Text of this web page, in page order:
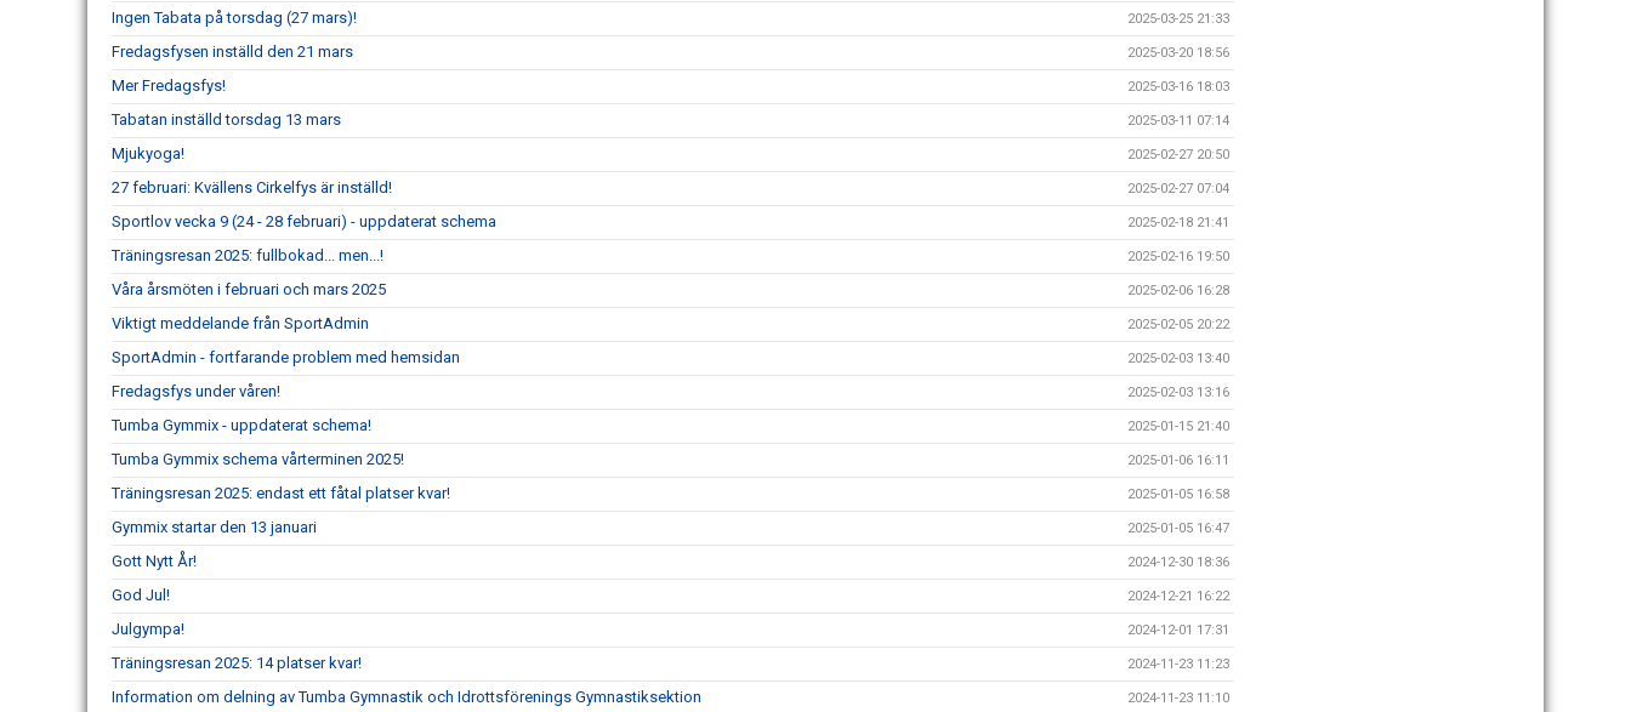
Ingen Tabata på torsdag (27 mars)! 2025-03-25 21:33
Fredagsfysen inställd den 21 mars 2025-03-20 18:56
Mer Fredagsfys! 2025-03-16 18:03
Tabatan inställd torsdag 13 mars 2025-03-11 07:14
Mjukyoga! 2025-02-27 20:50
27 februari: Kvällens Cirkelfys är inställd! 2025-02-27 07:04
Sportlov vecka 9 (24 - 28 februari) - uppdaterat schema 2025-02-18 21:41
Träningsresan 2025: fullbokad... men...! 2025-02-16 19:50
Våra årsmöten i februari och mars 2025 2025-02-06 16:28
Viktigt meddelande från SportAdmin 2025-02-05 20:22
SportAdmin - fortfarande problem med hemsidan 2025-02-03 13:40
Fredagsfys under våren! 2025-02-03 13:16
Tumba Gymmix - uppdaterat schema! 2025-01-15 21:40
Tumba Gymmix schema vårterminen 2025! 2025-01-06 16:11
Träningsresan 2025: endast ett fåtal platser kvar! 2025-01-05 16:58
Gymmix startar den 13 januari 2025-01-05 16:47
Gott Nytt År! 2024-12-30 18:36
God Jul! 2024-12-21 16:22
Julgympa! 2024-12-01 17:31
Träningsresan 2025: 14 platser kvar! 2024-11-23 11:23
Information om delning av Tumba Gymnastik och Idrottsförenings Gymnastiksektion 2024-11-23 11:10